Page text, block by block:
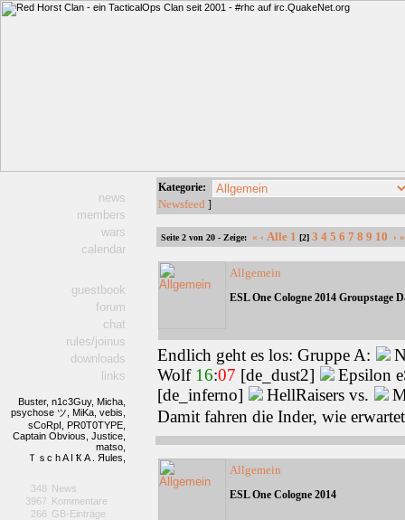
news
members
wars
calendar
guestbook
forum
chat
rules/joinus
downloads
links
Buster, n1c3Guy, Micha,
psychose ツ,
MiKa, vebis,
sCoRpI,
PR0T0TYPE,
Captain Obvious, Justice,
matso,
Ｔｓc h A I Ҟ A . Яules,
348 News
3967 Kommentare
266 GB-Einträge
Kategorie:
Newsfeed ]
Seite 2 von 20 - Zeige:« ‹ Alle 1 [2] 3 4 5 6 7 8 9 10 › »
Allgemein
ESL One Cologne 2014 Groupstage
Endlich geht es los: Gruppe A:
Wolf 16:07 [de_dust2]
Epsilon
[de_inferno]
HellRaisers vs.
Damit fahren die Inder, wie
Allgemein
ESL One Cologne 2014